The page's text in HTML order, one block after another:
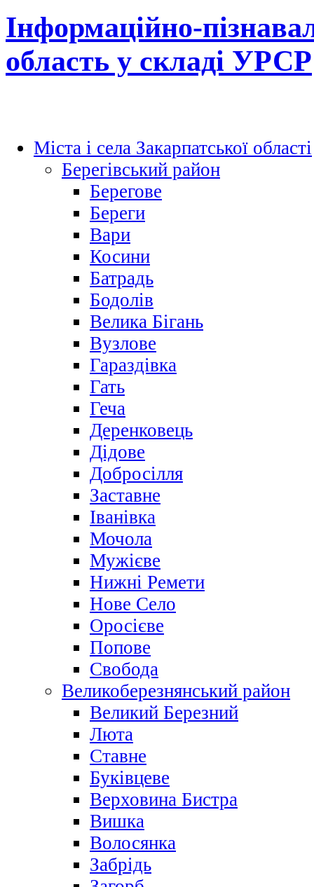
Інформаційно-
область у складі УРСР
Міста і села Закарпатської області
Берегівський район
Берегове
Береги
Вари
Косини
Батрадь
Бодолів
Велика Бігань
Вузлове
Гараздівка
Гать
Геча
Деренковець
Дідове
Добросілля
Заставне
Іванівка
Мочола
Мужієве
Нижні Ремети
Нове Село
Оросієве
Попове
Свобода
Великоберезнянський район
Великий Березний
Люта
Ставне
Буківцеве
Верховина Бистра
Вишка
Волосянка
Забрідь